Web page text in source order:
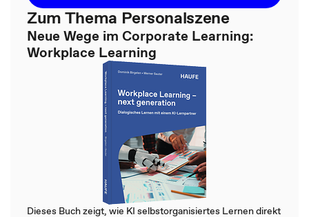
Zum Thema Personalszene
Neue Wege im Corporate Learning:
Workplace Learning
Dieses Buch zeigt, wie KI selbstorganisiertes Lernen direkt